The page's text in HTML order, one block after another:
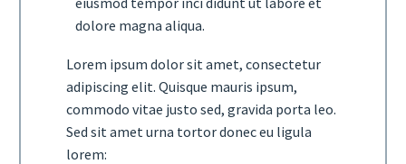
dolore magna aliqua.
Lorem ipsum dolor sit amet, consectetur
adipiscing elit. Quisque mauris ipsum,
commodo vitae justo sed, gravida porta leo.
Sed sit amet urna tortor donec eu ligula
lorem: